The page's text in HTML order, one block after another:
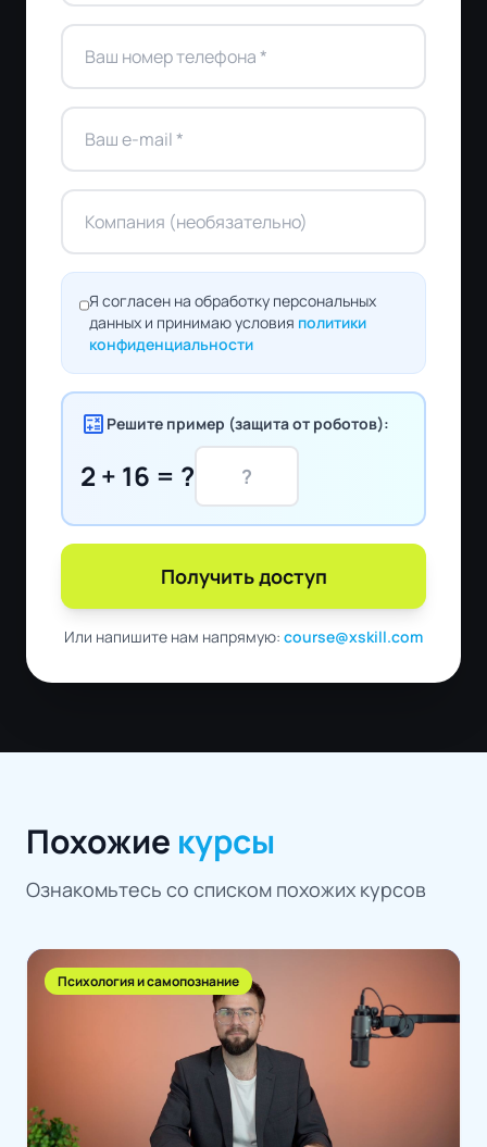
Я согласен на обработку персональных
данных и принимаю условия политики
конфиденциальности
calculate Решите пример (защита от роботов):
2 + 16 = ?
Получить доступ
Или напишите нам напрямую: course@xskill.com
Похожие курсы
Ознакомьтесь со списком похожих курсов
Психология и самопознание